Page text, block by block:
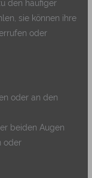
den häufiger
sie können ihre
oder
oder an den
beiden Augen
oder